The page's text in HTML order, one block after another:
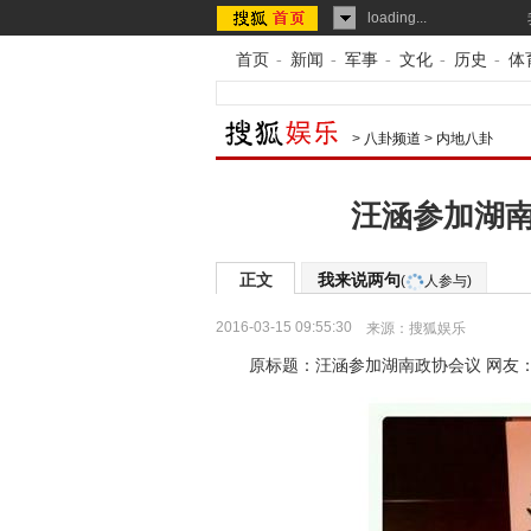
loading...
首页 - 新闻 - 军事 - 文化 - 历史 - 体
> 八卦频道 > 内地八卦
汪涵参加湖
正文 我来说两句( 人参与)
2016-03-15 09:55:30 来源： 搜狐娱乐
原标题：汪涵参加湖南政协会议 网友